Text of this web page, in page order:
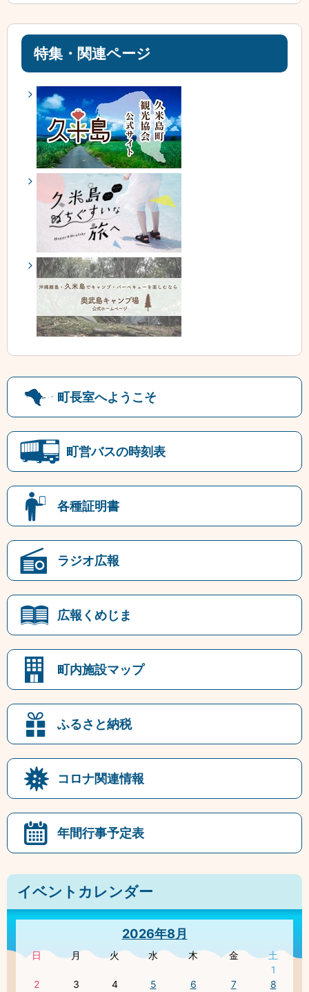
特集・関連ページ
町長室へようこそ
町営バスの時刻表
各種証明書
ラジオ広報
広報くめじま
町内施設マップ
ふるさと納税
コロナ関連情報
年間行事予定表
イベントカレンダー
2026年8月
日 月 火 水 木 金
土
1
2
3 4 5 6 7
8